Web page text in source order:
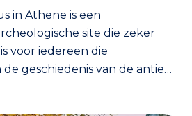
in Athene is een
site die zeker
voor iedereen die
geschiedenis van de antieke
gelegen in het hart van de